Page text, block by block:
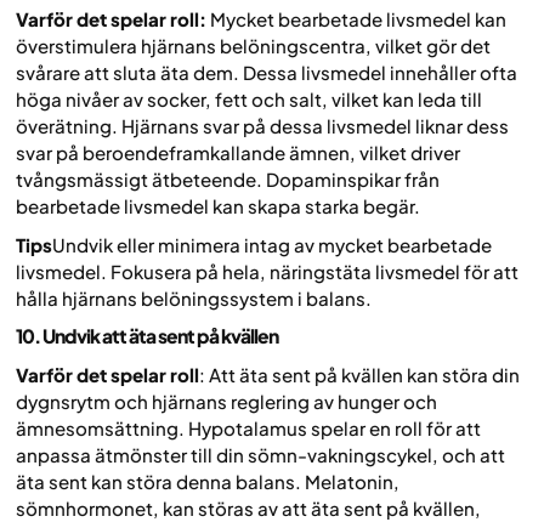
Varför det spelar roll: Mycket bearbetade livsmedel kan
överstimulera hjärnans belöningscentra, vilket gör det
svårare att sluta äta dem. Dessa livsmedel innehåller ofta
höga nivåer av socker, fett och salt, vilket kan leda till
överätning. Hjärnans svar på dessa livsmedel liknar dess
svar på beroendeframkallande ämnen, vilket driver
tvångsmässigt ätbeteende. Dopaminspikar från
bearbetade livsmedel kan skapa starka begär.
TipsUndvik eller minimera intag av mycket bearbetade
livsmedel. Fokusera på hela, näringstäta livsmedel för att
hålla hjärnans belöningssystem i balans.
10. Undvik att äta sent på kvällen
Varför det spelar roll: Att äta sent på kvällen kan störa din
dygnsrytm och hjärnans reglering av hunger och
ämnesomsättning. Hypotalamus spelar en roll för att
anpassa ätmönster till din sömn-vakningscykel, och att
äta sent kan störa denna balans. Melatonin,
sömnhormonet, kan störas av att äta sent på kvällen,